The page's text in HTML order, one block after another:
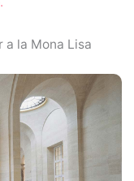
a la Mona Lisa